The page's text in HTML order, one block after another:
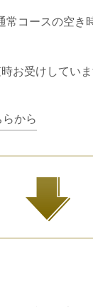
常コースの空き
お受けしてい
から